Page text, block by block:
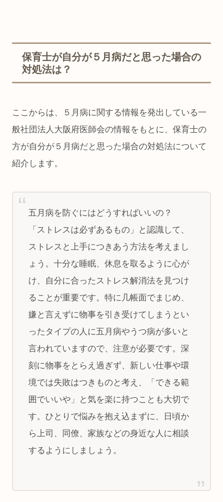
保育士が自分が５月病だと思った場合の
対処法は？
ここからは、５月病に関する情報を発出している一
般社団法人大阪府医師会の情報をもとに、保育士の
方が自分が５月病だと思った場合の対処法について
紹介します。
五月病を防ぐにはどうすればいいの？
「ストレスは必ずあるもの」と認識して、
ストレスと上手につきあう方法を考えまし
ょう。十分な睡眠、休息を取るように心が
け、自分に合ったストレス解消法を見つけ
ることが重要です。特に几帳面でまじめ、
嫌と言えずに物事を引き受けてしまうとい
ったタイプの人に五月病やうつ病が多いと
言われていますので、注意が必要です。深
刻に物事をとらえ過ぎず、新しい仕事や環
境では失敗はつきものと考え、「できる範
囲でいいや」と気を楽に持つことも大切で
す。ひとりで悩みを抱え込まずに、日頃か
ら上司、同僚、家族などの身近な人に相談
するようにしましょう。